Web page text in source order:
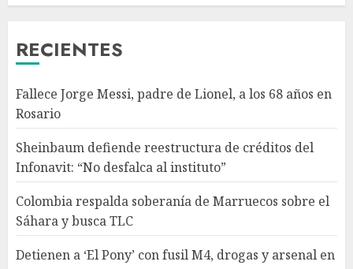
RECIENTES
Fallece Jorge Messi, padre de Lionel, a los 68 años en
Rosario
Sheinbaum defiende reestructura de créditos del
Infonavit: “No desfalca al instituto”
Colombia respalda soberanía de Marruecos sobre el
Sáhara y busca TLC
Detienen a ‘El Pony’ con fusil M4, drogas y arsenal en
4
Detienen a ‘El Pony’ con fusil
M4, drogas y arsenal en
Melanie Martinez se presenta
AGOSTO 9, 2026